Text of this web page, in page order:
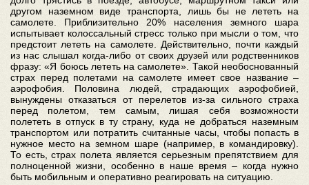
другом наземном виде транспорта, лишь бы не лететь на
самолете. Приблизительно 20% населения земного шара
испытывает колоссальный стресс только при мысли о том, что
предстоит лететь на самолете. Действительно, почти каждый
из нас слышал когда-либо от своих друзей или родственников
фразу: «Я боюсь лететь на самолете». Такой необоснованный
страх перед полетами на самолете имеет свое название –
аэрофобия. Половина людей, страдающих аэрофобией,
вынуждены отказаться от перелетов из-за сильного страха
перед полетом, тем самым, лишая себя возможности
полететь в отпуск в ту страну, куда не добраться наземным
транспортом или потратить считанные часы, чтобы попасть в
нужное место на земном шаре (например, в командировку).
То есть, страх полета является серьезным препятствием для
полноценной жизни, особенно в наше время – когда нужно
быть мобильным и оперативно реагировать на ситуацию.